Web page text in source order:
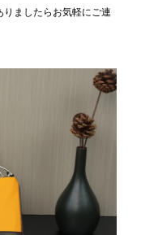
ましたらお気軽にご連